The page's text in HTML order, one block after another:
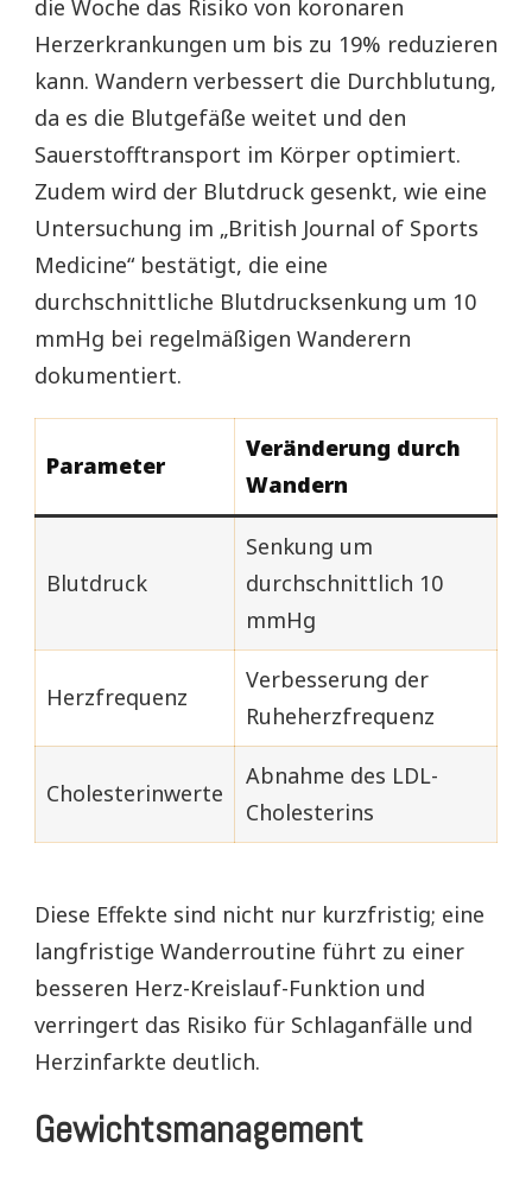
die Woche das Risiko von koronaren
Herzerkrankungen um bis zu 19% reduzieren
kann. Wandern verbessert die Durchblutung,
da es die Blutgefäße weitet und den
Sauerstofftransport im Körper optimiert.
Zudem wird der Blutdruck gesenkt, wie eine
Untersuchung im „British Journal of Sports
Medicine“ bestätigt, die eine
durchschnittliche Blutdrucksenkung um 10
mmHg bei regelmäßigen Wanderern
dokumentiert.
Parameter
Veränderung durch
Wandern
Blutdruck
Senkung um
durchschnittlich 10
mmHg
Herzfrequenz
Verbesserung der
Ruheherzfrequenz
Cholesterinwerte
Abnahme des LDL-
Cholesterins
Diese Effekte sind nicht nur kurzfristig; eine
langfristige Wanderroutine führt zu einer
besseren Herz-Kreislauf-Funktion und
verringert das Risiko für Schlaganfälle und
Herzinfarkte deutlich.
Gewichtsmanagement